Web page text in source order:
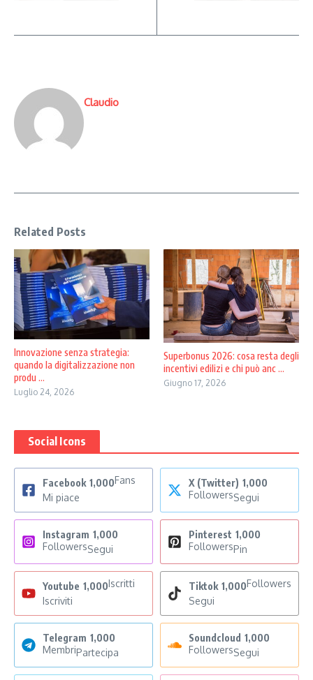
Claudio
Related Posts
Innovazione senza strategia:
quando la digitalizzazione non
produ ...
Luglio 24, 2026
Superbonus 2026: cosa resta degli
incentivi edilizi e chi può anc ...
Giugno 17, 2026
Social Icons
Facebook 1,000Fans
Mi piace
X (Twitter) 1,000
FollowersSegui
Instagram 1,000
FollowersSegui
Pinterest 1,000
FollowersPin
Youtube 1,000Iscritti
Iscriviti
Tiktok 1,000Followers
Segui
Telegram 1,000
MembriPartecipa
Soundcloud 1,000
FollowersSegui